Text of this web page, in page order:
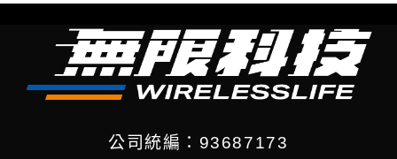
公司統編：93687173